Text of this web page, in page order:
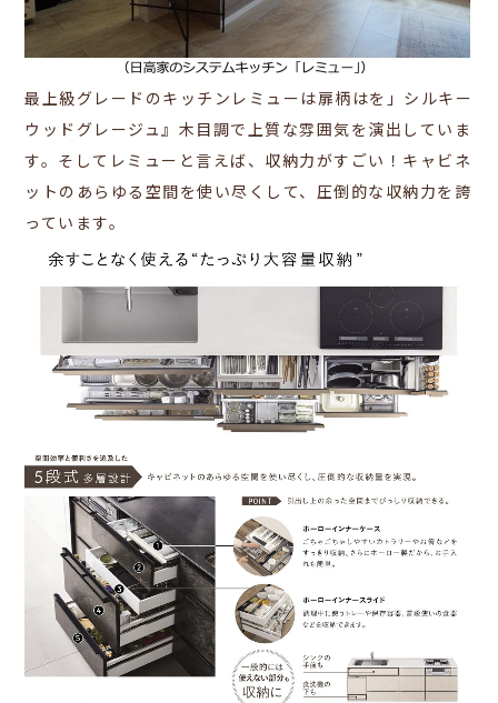
最上級グレードのキッチンレミューは扉柄はを」シルキー
ウッドグレージュ』木目調で上質な雰囲気を演出していま
す。そしてレミューと言えば、収納力がすごい！キャビネ
ットのあらゆる空間を使い尽くして、圧倒的な収納力を誇
っています。